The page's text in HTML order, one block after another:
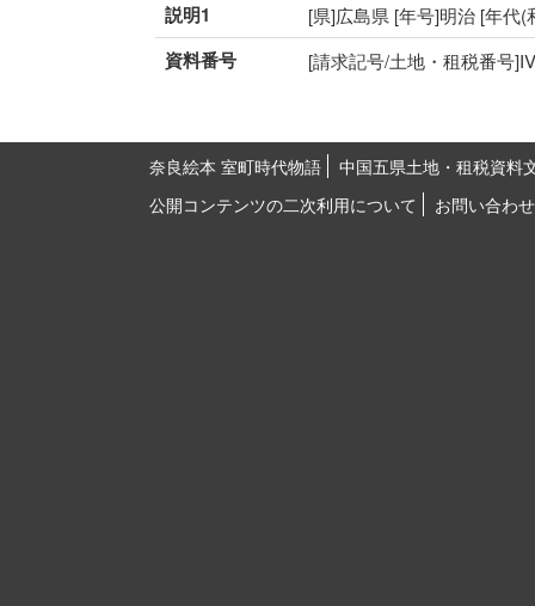
説明1 [県]広島県 [年号]明治 [年代
資料番号 [請求記号/土地・租税番号
奈良絵本 室町時代物語
中国五県土地・租税資料
公開コンテンツの二次利用について
お問い合わせ